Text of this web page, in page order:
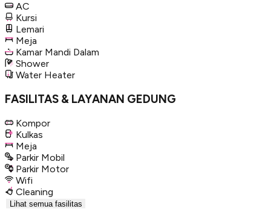
AC
Kursi
Lemari
Meja
Kamar Mandi Dalam
Shower
Water Heater
FASILITAS & LAYANAN GEDUNG
Kompor
Kulkas
Meja
Parkir Mobil
Parkir Motor
Wifi
Cleaning
Lihat semua fasilitas